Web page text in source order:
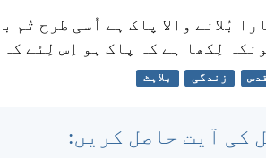
بُلانے والا پاک ہے اُسی طرح تُم
لِکھا ہے کہ پاک ہو اِس لِئے
زندگی بلاہٹ
کی آیت حاصل کریں: